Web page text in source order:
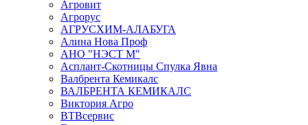
Агровит
Агрорус
АГРУСХИМ-АЛАБУГА
Алина Нова Проф
АНО "НЭСТ М"
Асплант-Скотницы Спулка Явна
Валбрента Кемикалс
ВАЛБРЕНТА КЕМИКАЛС
Виктория Агро
ВТВсервис